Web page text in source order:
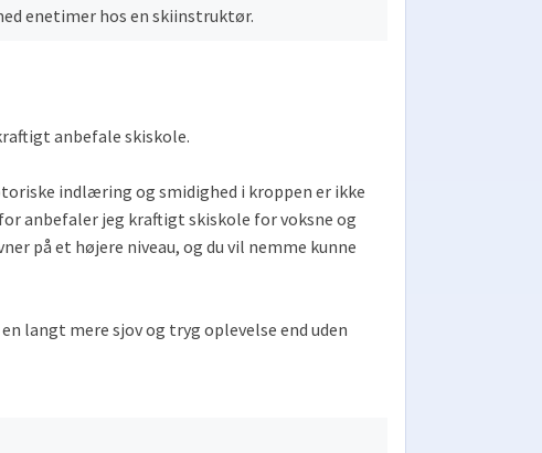
enetimer hos en skiinstruktør.
anbefale skiskole.
indlæring og smidighed i kroppen er ikke
anbefaler jeg kraftigt skiskole for voksne og
på et højere niveau, og du vil nemme kunne
langt mere sjov og tryg oplevelse end uden